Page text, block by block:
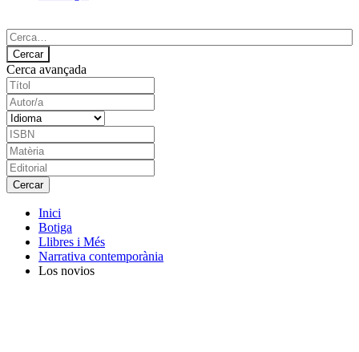
Cerca avançada
Inici
Botiga
Llibres i Més
Narrativa contemporània
Los novios